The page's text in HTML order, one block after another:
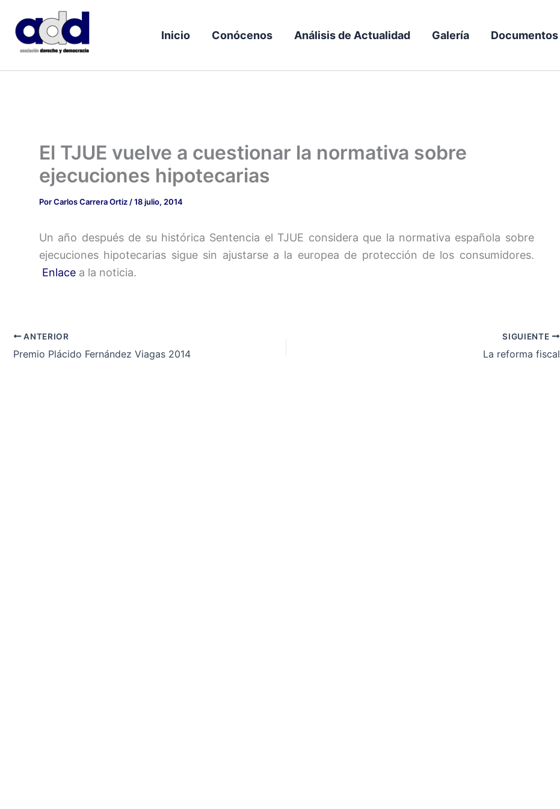
contenido
Inicio Conócenos Análisis de Actualidad Galería Documentos
El TJUE vuelve a cuestionar la normativa sobre
ejecuciones hipotecarias
PorCarlos Carrera Ortiz /18 julio, 2014
Un año después de su histórica Sentencia el TJUE considera que la normativa española sobre
ejecuciones hipotecarias sigue sin ajustarse a la europea de protección de los consumidores.
Enlace a la noticia.
ANTERIOR
Premio Plácido Fernández Viagas 2014
SIGUIENTE
La reforma fiscal